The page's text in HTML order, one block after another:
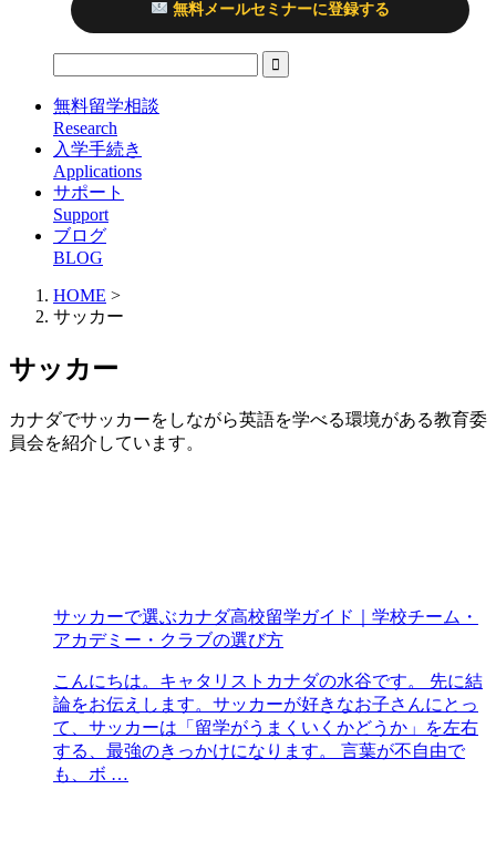
無料メールセミナーに登録する
無料留学相談
Research
入学手続き
Applications
サポート
Support
ブログ
BLOG
HOME >
サッカー
サッカー
カナダでサッカーをしながら英語を学べる環境がある教育委
員会を紹介しています。
サッカーで選ぶカナダ高校留学ガイド｜学校チーム・
アカデミー・クラブの選び方
こんにちは。キャタリストカナダの水谷です。 先に結
論をお伝えします。サッカーが好きなお子さんにとっ
て、サッカーは「留学がうまくいくかどうか」を左右
する、最強のきっかけになります。 言葉が不自由で
も、ボ …